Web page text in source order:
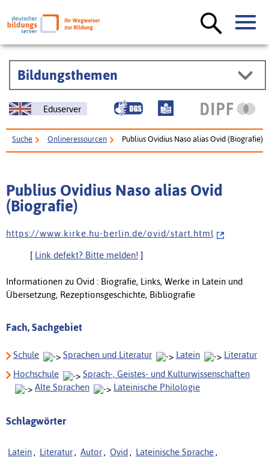
Bildungsthemen
Eduserver
Suche Onlineressourcen Publius Ovidius Naso alias Ovid (Biografie)
Publius Ovidius Naso alias Ovid
(Biografie)
h t t p s : / / w w w . k i r k e . h u - b e r l i n . d e / o v i d / s t a r t . h t m l
[ Link defekt? Bitte melden! ]
Informationen zu Ovid : Biografie, Links, Werke in Latein und
Übersetzung, Rezeptionsgeschichte, Bibliografie
Fach, Sachgebiet
Schule Sprachen und Literatur Latein
Literatur
Hochschule
Sprach-, Geistes- und Kulturwissenschaften
Alte Sprachen
Lateinische Philologie
Schlagwörter
Latein , Literatur , Autor , Ovid , Lateinische Sprache ,